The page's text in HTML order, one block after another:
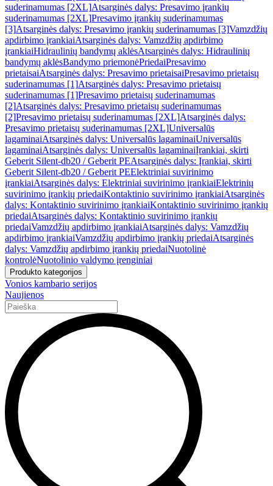
suderinamumas [2XL]Atsarginės dalys: Presavimo įrankių
suderinamumas [2XL]Presavimo įrankių suderinamumas
[3]Atsarginės dalys: Presavimo įrankių suderinamumas [3]Vamzdžių
apdirbimo įrankiaiAtsarginės dalys: Vamzdžių apdirbimo
įrankiaiHidraulinių bandymų aklėsAtsarginės dalys: Hidraulinių
bandymų aklėsBandymo priemonėPriedaiPresavimo
prietaisaiAtsarginės dalys: Presavimo prietaisaiPresavimo prietaisų
suderinamumas [1]Atsarginės dalys: Presavimo prietaisų
suderinamumas [1]Presavimo prietaisų suderinamumas
[2]Atsarginės dalys: Presavimo prietaisų suderinamumas
[2]Presavimo prietaisų suderinamumas [2XL]Atsarginės dalys:
Presavimo prietaisų suderinamumas [2XL]Universalūs
lagaminaiAtsarginės dalys: Universalūs lagaminaiUniversalūs
lagaminaiAtsarginės dalys: Universalūs lagaminaiĮrankiai, skirti
Geberit Silent-db20 / Geberit PEAtsarginės dalys: Įrankiai, skirti
Geberit Silent-db20 / Geberit PEElektriniai suvirinimo
įrankiaiAtsarginės dalys: Elektriniai suvirinimo įrankiaiElektrinių
suvirinimo įrankių priedaiKontaktinio suvirinimo įrankiaiAtsarginės
dalys: Kontaktinio suvirinimo įrankiaiKontaktinio suvirinimo įrankių
priedaiAtsarginės dalys: Kontaktinio suvirinimo įrankių
priedaiVamzdžių apdirbimo įrankiaiAtsarginės dalys: Vamzdžių
apdirbimo įrankiaiVamzdžių apdirbimo įrankių priedaiAtsarginės
dalys: Vamzdžių apdirbimo įrankių priedaiNuotolinė
kontrolėNuotolinio valdymo įrenginiai
Produkto kategorijos
Vonios kambario serijos
Naujienos